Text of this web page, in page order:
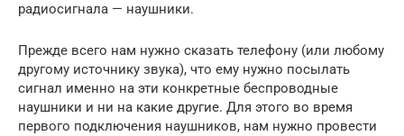
радиосигнала — наушники.
Прежде всего нам нужно сказать телефону (или любому
другому источнику звука), что ему нужно посылать
сигнал именно на эти конкретные беспроводные
наушники и ни на какие другие. Для этого во время
первого подключения наушников, нам нужно провести